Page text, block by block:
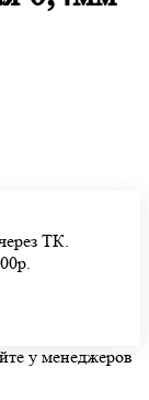
ТК.
у менеджеров